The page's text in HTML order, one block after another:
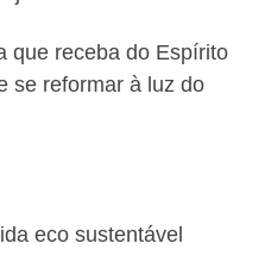
que receba do Espírito
se reformar à luz do
eco sustentável